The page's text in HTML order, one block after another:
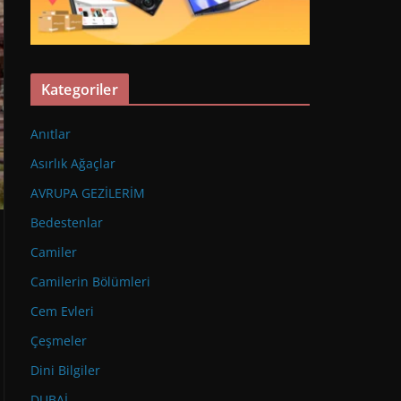
Kategoriler
Anıtlar
Asırlık Ağaçlar
AVRUPA GEZİLERİM
Bedestenlar
Camiler
Camilerin Bölümleri
Cem Evleri
Çeşmeler
Dini Bilgiler